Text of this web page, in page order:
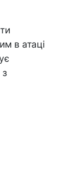
в атаці